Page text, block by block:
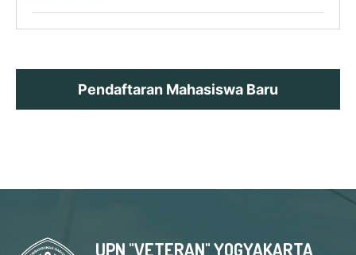
Pendaftaran Mahasiswa Baru
UPN "VETERAN" YOGYAKARTA